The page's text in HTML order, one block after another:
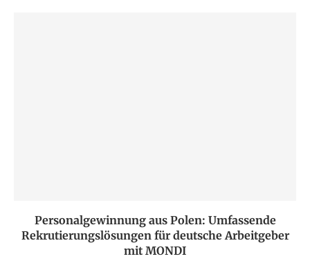
Personalgewinnung aus Polen: Umfassende
Rekrutierungslösungen für deutsche Arbeitgeber
mit MONDI